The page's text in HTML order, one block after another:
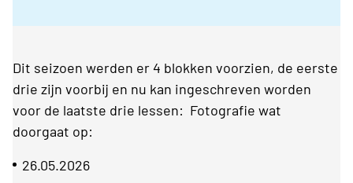
Dit seizoen werden er 4 blokken voorzien, de eerste
drie zijn voorbij en nu kan ingeschreven worden
voor de laatste drie lessen: Fotografie wat
doorgaat op:
26.05.2026